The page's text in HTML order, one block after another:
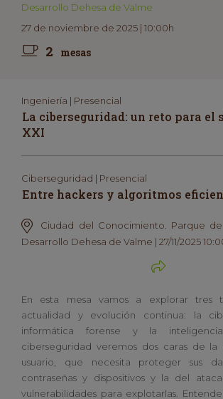
Desarrollo Dehesa de Valme
27 de noviembre de 2025 | 10:00h
2 mesas
Ingeniería | Presencial
La ciberseguridad: un reto para el
XXI
Ciberseguridad | Presencial
Entre hackers y algoritmos
Ciudad del Conocimiento. Parque
Desarrollo Dehesa de Valme | 27/11/2025
En esta mesa vamos a explorar tres
actualidad y evolución continua: la
informática forense y la
ciberseguridad veremos dos caras de
usuario, que necesita proteger sus
contraseñas y dispositivos y la del
vulnerabilidades para explotarlas.